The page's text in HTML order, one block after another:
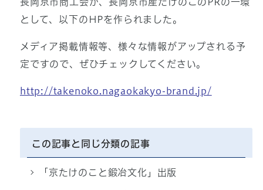
として、以下のHPを作られました。
メディア掲載情報等、様々な情報がアップされる予
定ですので、ぜひチェックしてください。
http://takenoko.nagaokakyo-brand.jp/
この記事と同じ分類の記事
「京たけのこと鍛冶文化」出版